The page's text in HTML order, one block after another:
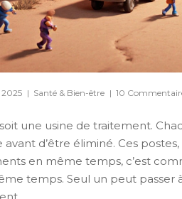
2025 | Santé & Bien-être | 10
une usine de traitement.
d’être éliminé. Ces
en même temps, c’est
temps. Seul un peut passer